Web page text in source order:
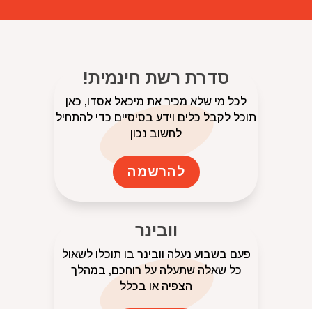
סדרת רשת חינמית!
לכל מי שלא מכיר את מיכאל אסדו, כאן
תוכל לקבל כלים וידע בסיסיים כדי להתחיל
לחשוב נכון
להרשמה
וובינר
פעם בשבוע נעלה וובינר בו תוכלו לשאול
כל שאלה שתעלה על רוחכם, במהלך
הצפיה או בכלל